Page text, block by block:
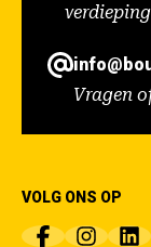
Vragen
VOLG ONS OP